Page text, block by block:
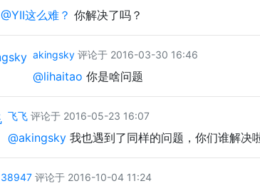
@YII这么难？ 你解决了吗？
akingsky 评论于 2016-03-30 16:46
@lihaitao 你是啥问题
飞飞 评论于 2016-05-23 16:07
@akingsky 我也遇到了同样的问题，你们谁解决
38947 评论于 2016-10-04 11:24